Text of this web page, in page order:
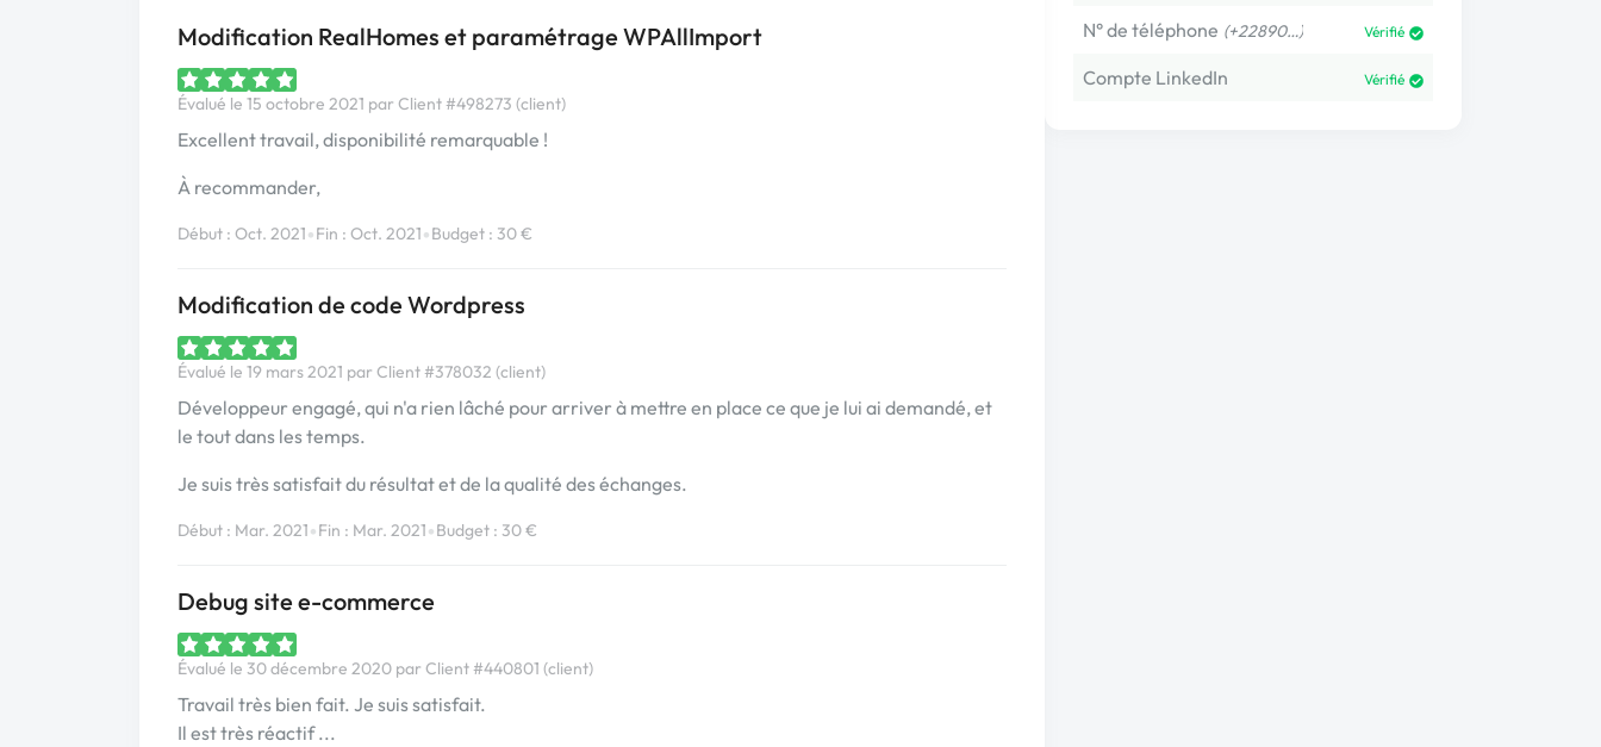
N° de téléphone (+22890…) Vérifié
Compte LinkedIn Vérifié
Modification RealHomes et paramétrage WPAllImport
Évalué le 15 octobre 2021 par Client #498273 (client)
Excellent travail, disponibilité remarquable !
À recommander,
Début : Oct. 2021•Fin : Oct. 2021•Budget : 30 €
Modification de code Wordpress
Évalué le 19 mars 2021 par Client #378032 (client)
Développeur engagé, qui n'a rien lâché pour arriver à mettre en place ce que je lui ai demandé, et
le tout dans les temps.
Je suis très satisfait du résultat et de la qualité des échanges.
Début : Mar. 2021•Fin : Mar. 2021•Budget : 30 €
Debug site e-commerce
Évalué le 30 décembre 2020 par Client #440801 (client)
Travail très bien fait. Je suis satisfait.
Il est très réactif ...